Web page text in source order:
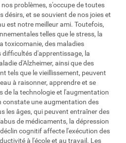
problèmes, s'occupe de toutes
désirs, et se souvient de nos joies et
est notre meilleur ami. Toutefois,
telles que le stress, la
toxicomanie, des maladies
difficultés d'apprentissage, la
d'Alzheimer, ainsi que des
tels que le vieillissement, peuvent
à raisonner, apprendre et se
de la technologie et l'augmentation
constate une augmentation des
les âges, qui peuvent entraîner des
de médicaments, la dépression
cognitif affecte l'exécution des
à l'école et au travail. Les